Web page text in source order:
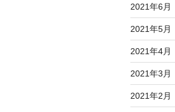
2021年6月
2021年5月
2021年4月
2021年3月
2021年2月